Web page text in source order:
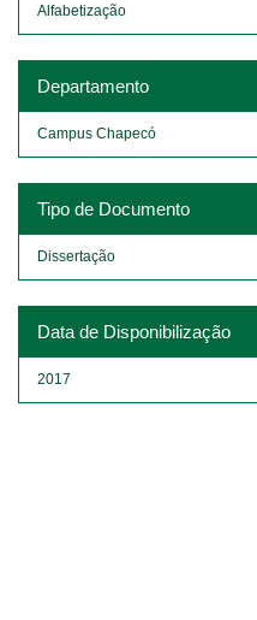
Alfabetização
Departamento
Campus Chapecó
Tipo de Documento
Dissertação
Data de Disponibilização
2017